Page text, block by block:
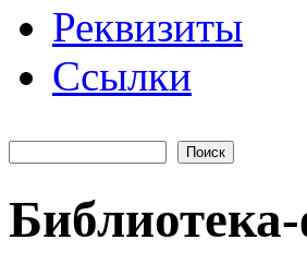
Реквизиты
Ссылки
Форма поиска